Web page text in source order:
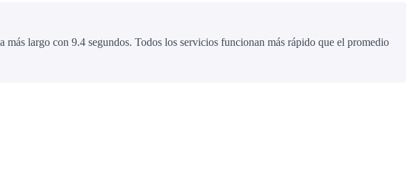
largo con 9.4 segundos. Todos los servicios funcionan más rápido que el promedio